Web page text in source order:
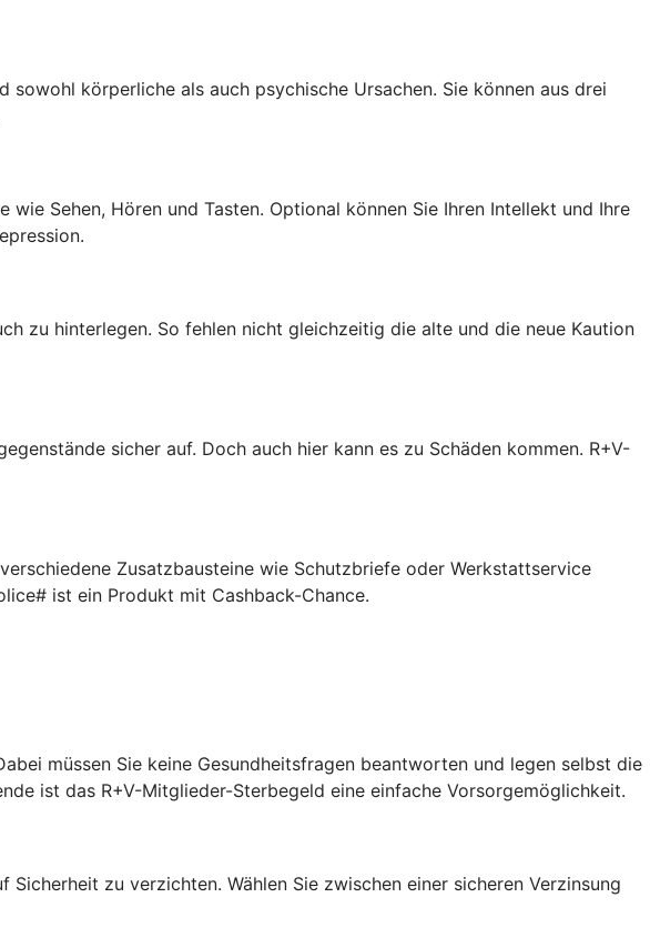
körperliche als auch psychische Ursachen. Sie können aus drei
Sehen, Hören und Tasten. Optional können Sie Ihren Intellekt und Ihre
zu hinterlegen. So fehlen nicht gleichzeitig die alte und die neue Kaution
sicher auf. Doch auch hier kann es zu Schäden kommen. R+V-
Zusatzbausteine wie Schutzbriefe oder Werkstattservice
ist ein Produkt mit Cashback-Chance.
müssen Sie keine Gesundheitsfragen beantworten und legen selbst die
ist das R+V-Mitglieder-Sterbegeld eine einfache Vorsorgemöglichkeit.
zu verzichten. Wählen Sie zwischen einer sicheren Verzinsung